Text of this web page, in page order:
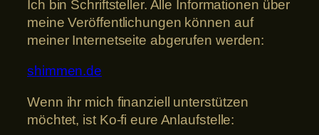
Ich bin Schriftsteller. Alle Informationen über
meine Veröffentlichungen können auf
meiner Internetseite abgerufen werden:
shimmen.de
Wenn ihr mich finanziell unterstützen
möchtet, ist Ko-fi eure Anlaufstelle: